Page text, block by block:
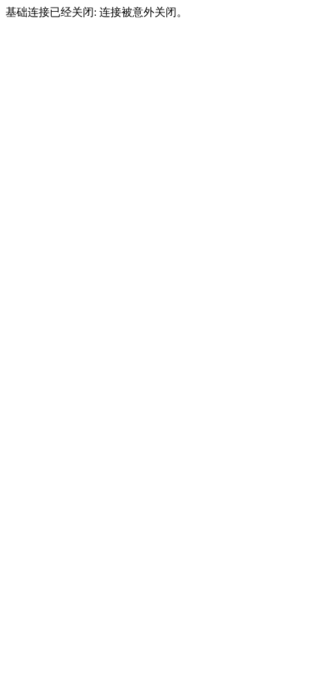
基础连接已经关闭: 连接被意外关闭。